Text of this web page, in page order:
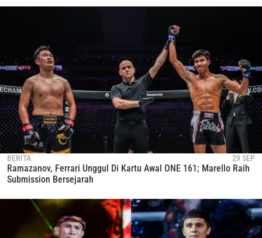
BERITA 29 SEP
Ramazanov, Ferrari Unggul Di Kartu Awal ONE 161; Marello Raih
Submission Bersejarah